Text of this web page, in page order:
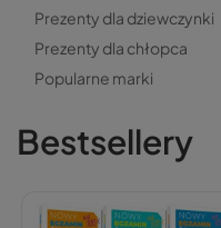
Prezenty dla dziewczynki
Prezenty dla chłopca
Popularne marki
Bestsellery